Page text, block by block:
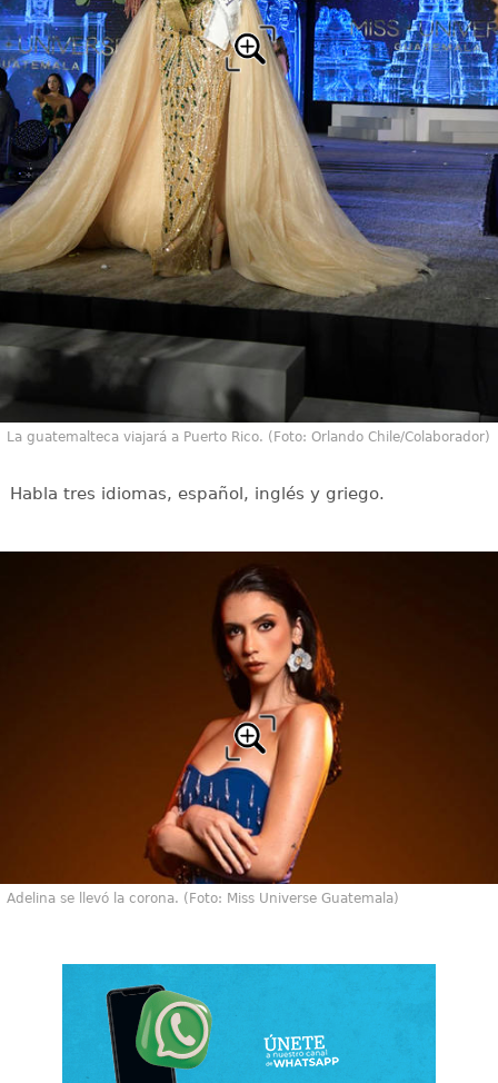
La guatemalteca viajará a Puerto Rico. (Foto: Orlando Chile/Colaborador)
Habla tres idiomas, español, inglés y griego.
Adelina se llevó la corona. (Foto: Miss Universe Guatemala)